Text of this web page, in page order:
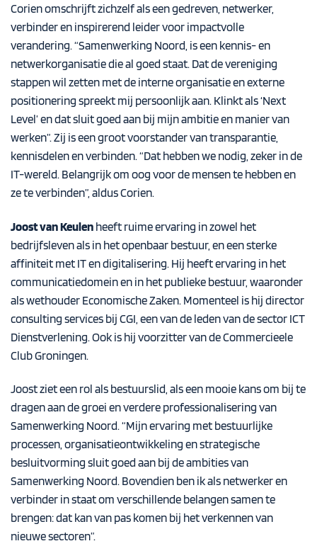
Corien omschrijft zichzelf als een gedreven, netwerker,
verbinder en inspirerend leider voor impactvolle
verandering. “Samenwerking Noord, is een kennis- en
netwerkorganisatie die al goed staat. Dat de vereniging
stappen wil zetten met de interne organisatie en externe
positionering spreekt mij persoonlijk aan. Klinkt als ‘Next
Level’ en dat sluit goed aan bij mijn ambitie en manier van
werken”. Zij is een groot voorstander van transparantie,
kennisdelen en verbinden. “Dat hebben we nodig, zeker in de
IT-wereld. Belangrijk om oog voor de mensen te hebben en
ze te verbinden”, aldus Corien.
Joost van Keulen heeft ruime ervaring in zowel het
bedrijfsleven als in het openbaar bestuur, en een sterke
affiniteit met IT en digitalisering. Hij heeft ervaring in het
communicatiedomein en in het publieke bestuur, waaronder
als wethouder Economische Zaken. Momenteel is hij director
consulting services bij CGI, een van de leden van de sector ICT
Dienstverlening. Ook is hij voorzitter van de Commercieele
Club Groningen.
Joost ziet een rol als bestuurslid, als een mooie kans om bij te
dragen aan de groei en verdere professionalisering van
Samenwerking Noord. “Mijn ervaring met bestuurlijke
processen, organisatieontwikkeling en strategische
besluitvorming sluit goed aan bij de ambities van
Samenwerking Noord. Bovendien ben ik als netwerker en
verbinder in staat om verschillende belangen samen te
brengen: dat kan van pas komen bij het verkennen van
nieuwe sectoren”.